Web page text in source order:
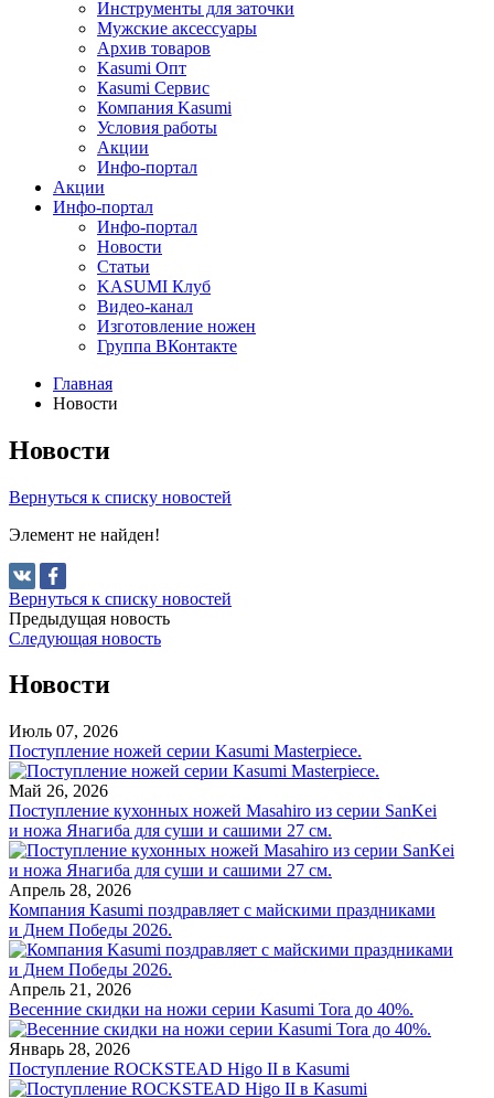
Инструменты для заточки
Мужские аксессуары
Архив товаров
Kasumi Опт
Кasumi Сервис
Компания Kasumi
Условия работы
Акции
Инфо-портал
Акции
Инфо-портал
Инфо-портал
Новости
Статьи
KASUMI Клуб
Видео-канал
Изготовление ножен
Группа ВКонтакте
Главная
Новости
Новости
Вернуться к списку новостей
Элемент не найден!
Вернуться к списку новостей
Предыдущая новость
Следующая новость
Новости
Июль 07, 2026
Поступление ножей серии Kasumi Masterpiece.
Май 26, 2026
Поступление кухонных ножей Masahiro из серии SanKei
и ножа Янагиба для суши и сашими 27 см.
Апрель 28, 2026
Компания Kasumi поздравляет с майскими праздниками
и Днем Победы 2026.
Апрель 21, 2026
Весенние скидки на ножи серии Kasumi Tora до 40%.
Январь 28, 2026
Поступление ROCKSTEAD Higo II в Kasumi